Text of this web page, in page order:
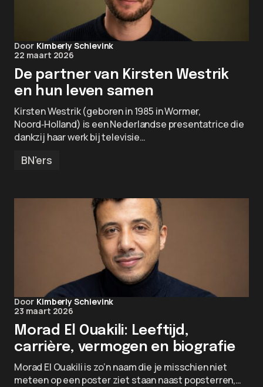
Door Kimberly Schievink
22 maart 2026
De partner van Kirsten Westrik
en hun leven samen
Kirsten Westrik (geboren in 1985 in Wormer,
Noord‑Holland) is een Nederlandse presentatrice die
dankzij haar werk bij televisie…
BN'ers
Door Kimberly Schievink
23 maart 2026
Morad El Ouakili: Leeftijd,
carrière, vermogen en biografie
Morad El Ouakili is zo’n naam die je misschien niet
meteen op een poster ziet staan naast popsterren,…